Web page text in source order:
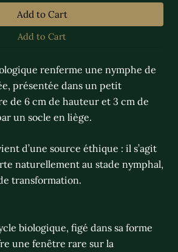
Add to Cart
Add to Cart
renferme une nymphe de
présentée dans un petit
de 6 cm de hauteur et 3 cm de
un socle en liège.
d’une source éthique : il s’agit
naturellement au stade nymphal,
transformation.
biologique, figé dans sa forme
une fenêtre rare sur la